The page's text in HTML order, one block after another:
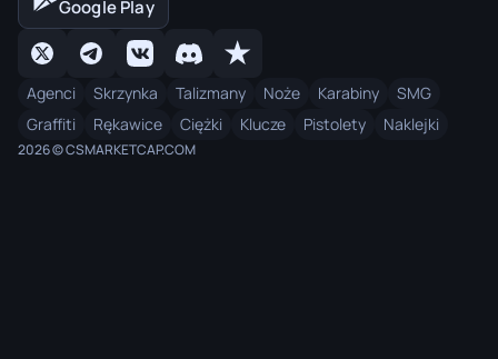
Google Play
Agenci Skrzynka Talizmany Noże Karabiny
SMG
Graffiti
Rękawice Ciężki Klucze Pistolety Naklejki
2026 © CSMARKETCAP.COM